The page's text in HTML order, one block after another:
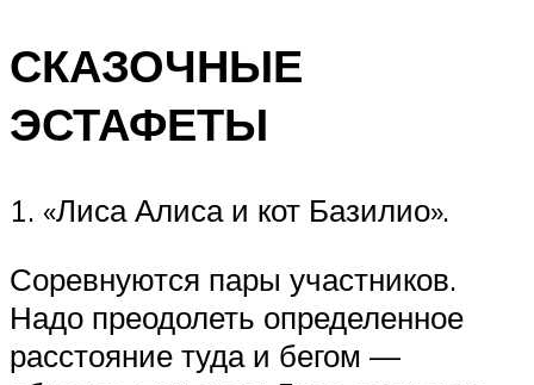
СКАЗОЧНЫЕ
ЭСТАФЕТЫ
1. «Лиса Алиса и кот Базилио».
Соревнуются пары участников.
Надо преодолеть определенное
расстояние туда и бегом —